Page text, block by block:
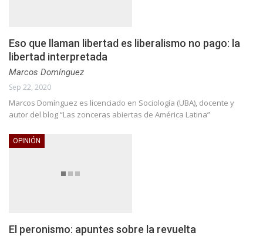
Eso que llaman libertad es liberalismo no pago: la
libertad interpretada
Marcos Domínguez
Sep 22, 2020
Marcos Domínguez es licenciado en Sociología (UBA), docente y
autor del blog “Las zonceras abiertas de América Latina”
OPINIÓN
El peronismo: apuntes sobre la revuelta